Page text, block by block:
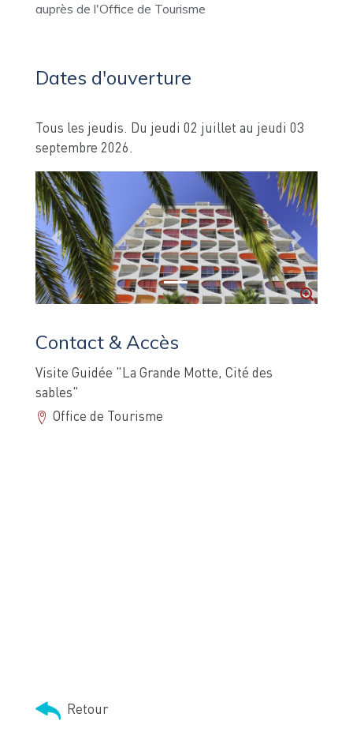
auprès de l'Office de Tourisme
Dates d'ouverture
Tous les jeudis. Du jeudi 02 juillet au jeudi 03
septembre 2026.
Previous Next
Contact & Accès
Visite Guidée "La Grande Motte, Cité des
sables"
Office de Tourisme
Retour